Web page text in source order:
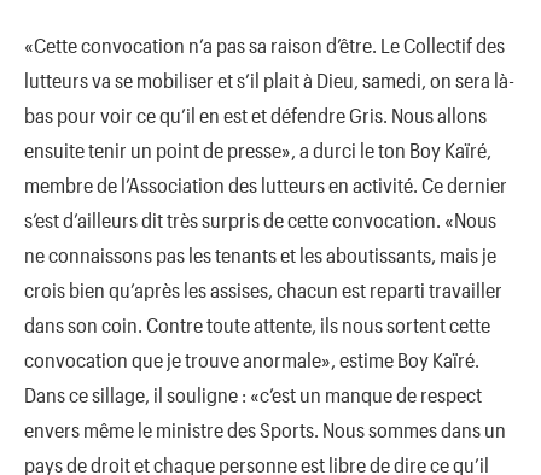
«Cette convocation n’a pas sa raison d’être. Le Collectif des
lutteurs va se mobiliser et s’il plait à Dieu, samedi, on sera là-
bas pour voir ce qu’il en est et défendre Gris. Nous allons
ensuite tenir un point de presse», a durci le ton Boy Kaïré,
membre de l’Association des lutteurs en activité. Ce dernier
s’est d’ailleurs dit très surpris de cette convocation. «Nous
ne connaissons pas les tenants et les aboutissants, mais je
crois bien qu’après les assises, chacun est reparti travailler
dans son coin. Contre toute attente, ils nous sortent cette
convocation que je trouve anormale», estime Boy Kaïré.
Dans ce sillage, il souligne : «c’est un manque de respect
envers même le ministre des Sports. Nous sommes dans un
pays de droit et chaque personne est libre de dire ce qu’il